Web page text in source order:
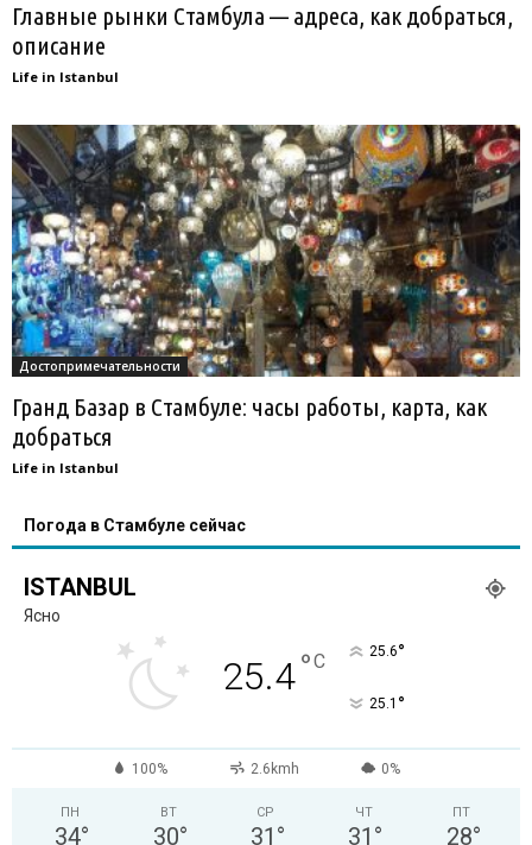
Главные рынки Стамбула — адреса, как добраться,
описание
Life in Istanbul
Достопримечательности
Гранд Базар в Стамбуле: часы работы, карта, как
добраться
Life in Istanbul
Погода в Стамбуле сейчас
ISTANBUL
Ясно
25.4°C 25.6°
25.1 °
100% 2.6kmh 0%
ПН
34°
ВТ
30°
СР
31 °
ЧТ
31 °
ПТ
28°